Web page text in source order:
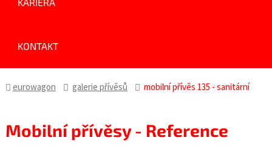
KONTAKT
eurowagon galerie přívěsů mobilní přívěs 135 - sanitární
Mobilní přívěsy - Reference